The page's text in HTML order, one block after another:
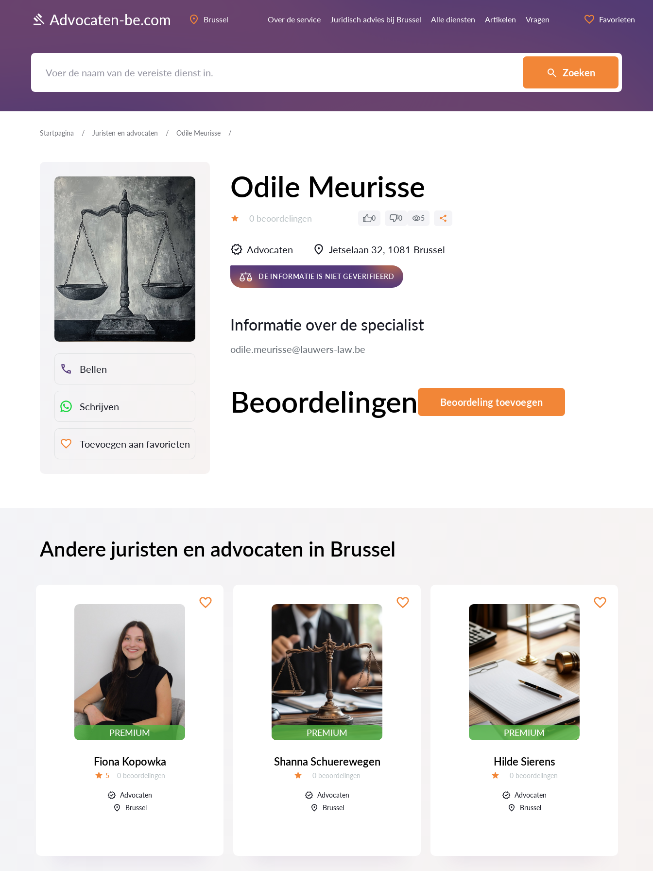
Advocaten-be.com Brussel Over de service Juridisch advies bij Brussel Alle diensten Artikelen Vragen Favorieten
Zoeken
Startpagina Juristen en advocaten Odile Meurisse
Bellen
Schrijven
Toevoegen aan favorieten
Odile Meurisse
Beoordelingen:
0 beoordelingen 0 0 5
Advocaten Jetselaan 32, 1081 Brussel
DE INFORMATIE IS NIET GEVERIFIEERD
Informatie over de specialist
odile.meurisse@lauwers-law.be
Beoordelingen Beoordeling toevoegen
Andere juristen en advocaten in Brussel
PREMIUM
Fiona Kopowka
5 Beoordelingen:
0 beoordelingen
Advocaten
Brussel
PREMIUM
Shanna Schuerewegen
Beoordelingen:
0 beoordelingen
Advocaten
Brussel
PREMIUM
Hilde Sierens
Beoordelingen:
0 beoordelingen
Advocaten
Brussel